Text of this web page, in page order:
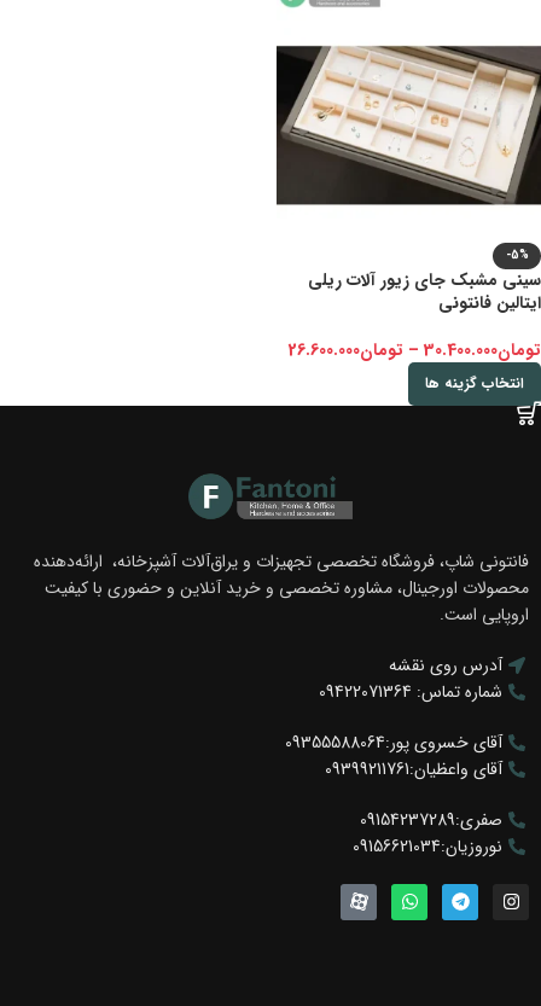
-5%
سینی مشبک جای زیور آلات ریلی
ایتالین فانتونی
تومان30.400.000
– تومان26.600.000
انتخاب گزینه ها
فانتونی شاپ، فروشگاه تخصصی تجهیزات و یراق‌آلات آشپزخانه، ارائه‌دهنده
محصولات اورجینال، مشاوره تخصصی و خرید آنلاین و حضوری با کیفیت
اروپایی است.
آدرس روی نقشه
شماره تماس: 09422071364
آقای خسروی پور:09355588064
آقای واعظیان:09399211761
صفری:09154237289
نوروزیان:09156621034